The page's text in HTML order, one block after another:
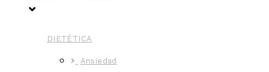
DIETÉTICA
Ansiedad